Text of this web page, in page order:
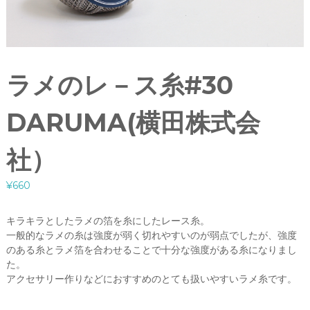
ラメのレ－ス糸#30
DARUMA(横田株式会
社）
¥660
キラキラとしたラメの箔を糸にしたレース糸。
一般的なラメの糸は強度が弱く切れやすいのが弱点でしたが、強度
のある糸とラメ箔を合わせることで十分な強度がある糸になりまし
た。
アクセサリー作りなどにおすすめのとても扱いやすいラメ糸です。